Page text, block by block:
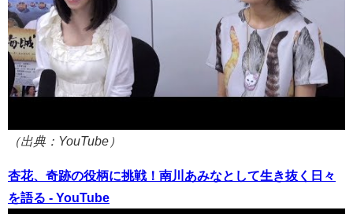
（出典：YouTube）
杏花、奇跡の役柄に挑戦！南川あみなとして生き抜く日々
を語る - YouTube